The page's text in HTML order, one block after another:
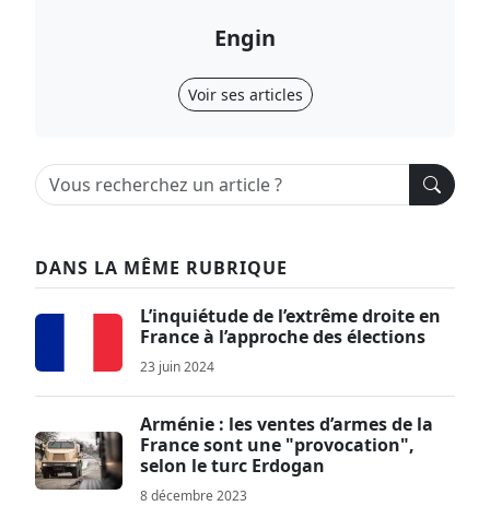
Engin
Voir ses articles
DANS LA MÊME RUBRIQUE
L’inquiétude de l’extrême droite en
France à l’approche des élections
23 juin 2024
Arménie : les ventes d’armes de la
France sont une "provocation",
selon le turc Erdogan
8 décembre 2023